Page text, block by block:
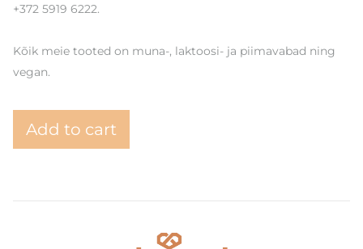
+372 5919 6222.
Kõik meie tooted on muna-, laktoosi- ja piimavabad ning
vegan.
Add to cart